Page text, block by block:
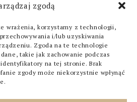
zgodą
wrażenia, korzystamy z technologii,
i/lub uzyskiwania
Zgoda na te technologie
takie jak zachowanie podczas
na tej stronie. Brak
zgody może niekorzystnie wpłynąć